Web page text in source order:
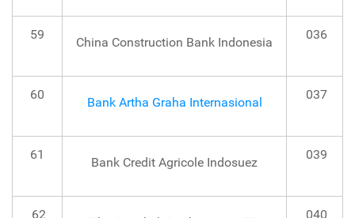
59
China Construction Bank Indonesia
036
60
Bank Artha Graha Internasional
037
61
Bank Credit Agricole Indosuez
039
62 040